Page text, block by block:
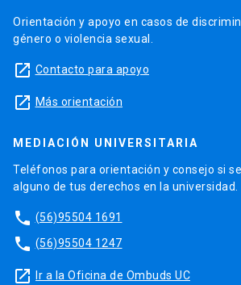
Orientación y apoyo en casos de
género o violencia sexual.
launch Contacto para apoyo
launch Más orientación
MEDIACIÓN UNIVERSITARIA
Teléfonos para orientación y consejo si
alguno de tus derechos en la universidad.
phone (56)95504 1691
phone (56)95504 1247
launch Ir a la Oficina de Ombuds UC